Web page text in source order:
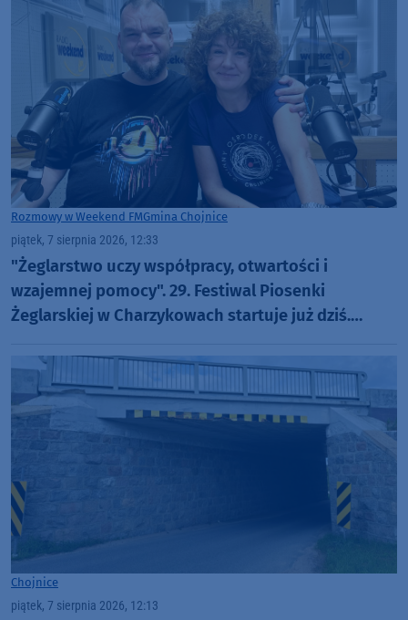
Rozmowy w Weekend FMGmina Chojnice
piątek, 7 sierpnia 2026, 12:33
"Żeglarstwo uczy współpracy, otwartości i
wzajemnej pomocy". 29. Festiwal Piosenki
Żeglarskiej w Charzykowach startuje już dziś.
Chojnice
piątek, 7 sierpnia 2026, 12:13